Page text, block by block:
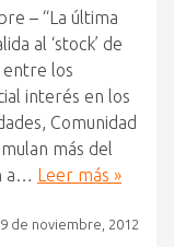
– “La última
al ‘stock’ de
entre los
interés en los
Comunidad
más del
a… Leer más »
de noviembre, 2012